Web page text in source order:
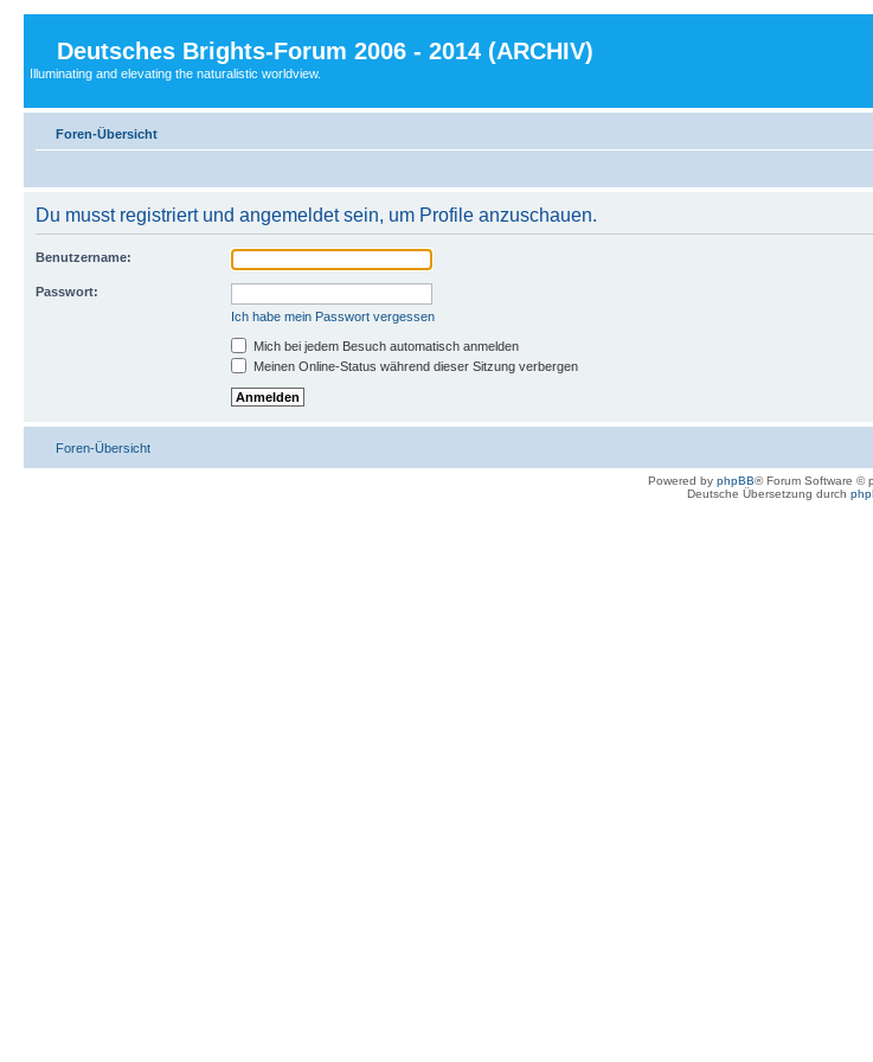
Deutsches Brights-Forum 2006 - 2014 (ARCHIV)
Illuminating and elevating the naturalistic worldview.
Foren-Übersicht
Du musst registriert und angemeldet sein, um Profile anzuschauen.
Benutzername:
Passwort:
Ich habe mein Passwort vergessen
Mich bei jedem Besuch automatisch anmelden
Meinen Online-Status während dieser Sitzung verbergen
Foren-Übersicht
Powered by phpBB® Forum Software ©
Deutsche Übersetzung durch